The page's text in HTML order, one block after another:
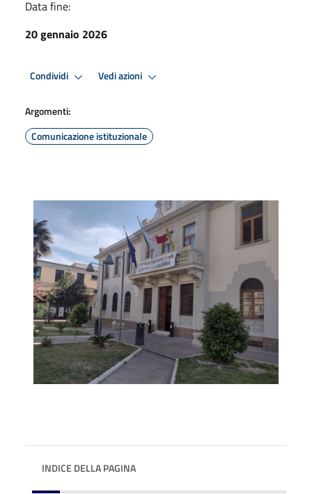
Data fine:
20 gennaio 2026
Condividi Vedi azioni
Argomenti:
Comunicazione istituzionale
INDICE DELLA PAGINA